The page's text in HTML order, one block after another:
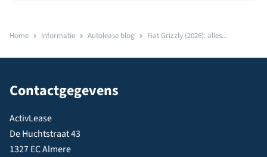
Home Informatie Autolease blog Fiat Grizzly (2026): alles...
Contactgegevens
ActivLease
De Huchtstraat 43
1327 EC Almere